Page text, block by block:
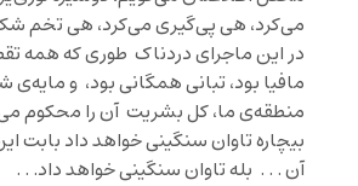
می‌کرد، هی پی‌گیری می‌کرد، هی تخم
در این ماجرای دردناک طوری که همه
مافیا بود، تبانی همگانی بود، و
منطقه‌ی ما، کل بشریت آن را محکوم
بیچاره تاوان سنگینی خواهد داد بابت
آن . . . بله تاوان سنگینی خواهد داد. . .